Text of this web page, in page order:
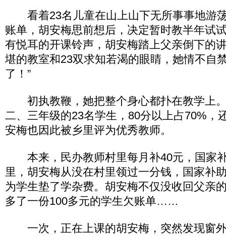
看着23名儿童在山上山下无所事事地游
账单，胡安梅思前想后，决定暂时教半年试
有悦耳的开课铃声，胡安梅踏上父亲倒下的
堪的教室和23双求知若渴的眼睛，她情不自
了！”
初执教鞭，她把整个身心都扑在教学上
二、三年级的23名学生，80分以上占70%，
安梅也因此被乡里评为优秀教师。
本来，民办教师村里每月补40元，国家
里，胡安梅从没在村里领过一分钱，国家补
为学生垫了学杂费。胡安梅不仅没收回父亲
多了一份100多元的学生欠账单……
一次，正在上课的胡安梅，突然发现窗